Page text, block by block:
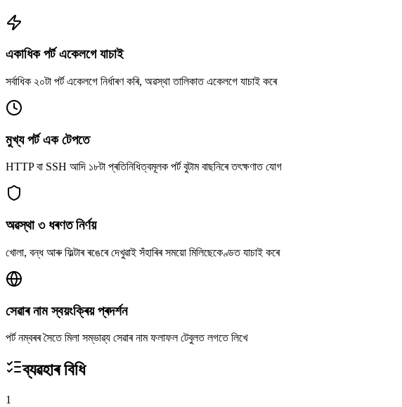
একাধিক পৰ্ট একেলগে যাচাই
সৰ্বাধিক ২০টা পৰ্ট একেলগে নিৰ্ধাৰণ কৰি, অৱস্থা তালিকাত একেলগে যাচাই কৰে
মুখ্য পৰ্ট এক টেপতে
HTTP বা SSH আদি ১৮টা প্ৰতিনিধিত্বমূলক পৰ্ট বুটাম বাছনিৰে তৎক্ষণাত যোগ
অৱস্থা ৩ ধৰণত নিৰ্ণয়
খোলা, বন্ধ আৰু ফিল্টাৰ ৰঙেৰে দেখুৱাই সঁহাৰিৰ সময়ো মিলিছেকেণ্ডত যাচাই কৰে
সেৱাৰ নাম স্বয়ংক্ৰিয় প্ৰদৰ্শন
পৰ্ট নম্বৰৰ সৈতে মিলা সম্ভাৱ্য সেৱাৰ নাম ফলাফল টেবুলত লগতে লিখে
ব্যৱহাৰ বিধি
1